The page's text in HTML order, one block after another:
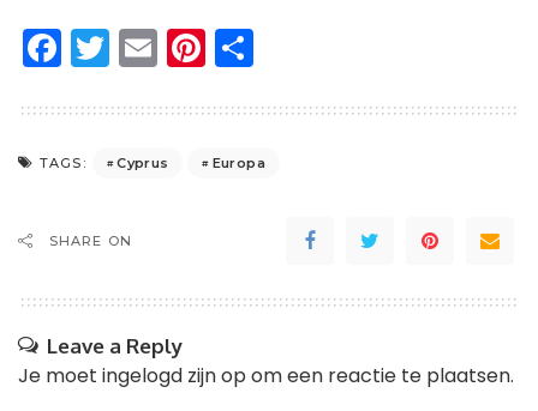
Facebook
Twitter
EmailPinterest
TAGS: Cyprus Europa
SHARE ON
Leave a Reply
Je moet ingelogd zijn op om een reactie te plaatsen.